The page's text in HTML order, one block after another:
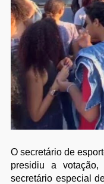
O secretário de
presidiu a
secretário especial